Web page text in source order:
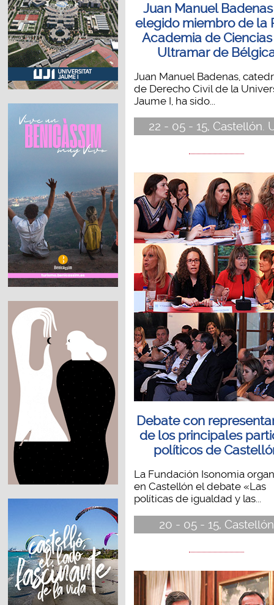
Juan Manuel
elegido miembro de la
Academia de
Ultramar de
Juan Manuel Badenas,
de Derecho Civil de la
Jaume I, ha sido...
22 - 05 - 15, Castellón.
Debate con
de los principales
políticos de
La Fundación Isonomia
en Castellón el debate «Las
políticas de igualdad y las...
20 - 05 - 15, Castellón